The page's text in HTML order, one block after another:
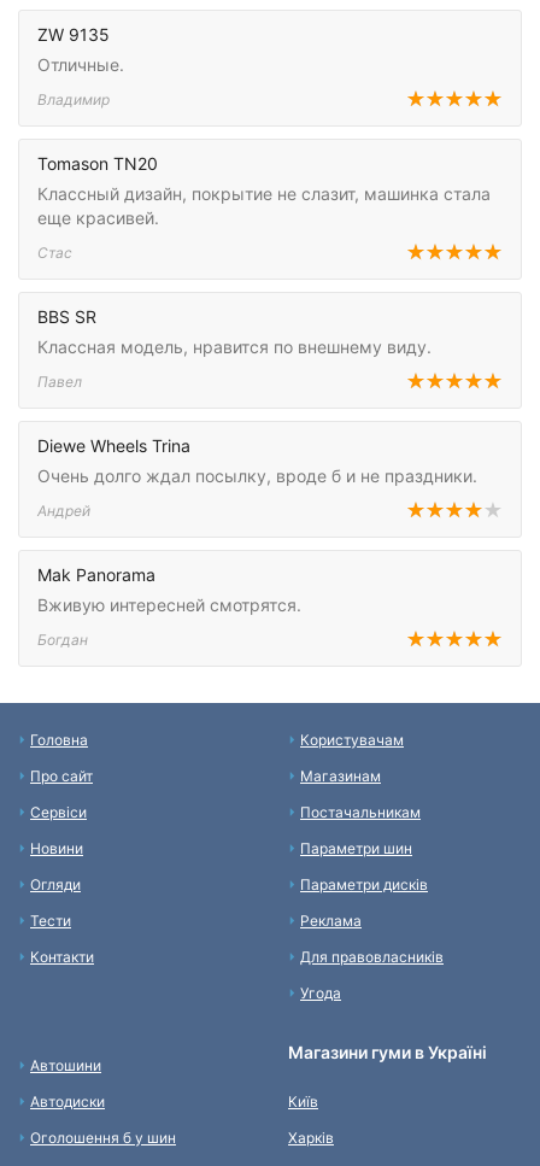
ZW 9135
Отличные.
Владимир
Tomason TN20
Классный дизайн, покрытие не слазит, машинка стала
еще красивей.
Стас
BBS SR
Классная модель, нравится по внешнему виду.
Павел
Diewe Wheels Trina
Очень долго ждал посылку, вроде б и не праздники.
Андрей
Mak Panorama
Вживую интересней смотрятся.
Богдан
Головна
Про сайт
Сервіси
Новини
Огляди
Тести
Контакти
Користувачам
Магазинам
Постачальникам
Параметри шин
Параметри дисків
Реклама
Для правовласників
Угода
Автошини
Автодиски
Оголошення б у шин
Магазини гуми в Україні
Київ
Харків